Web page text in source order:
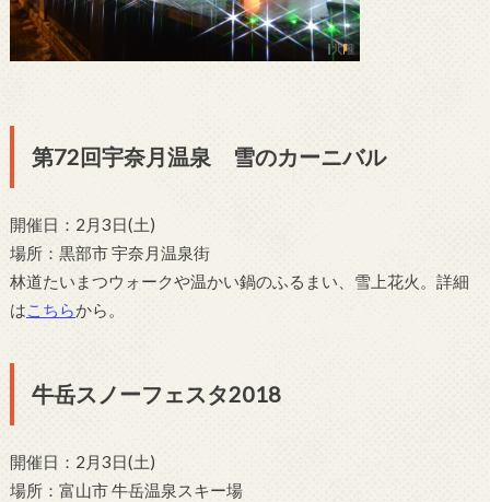
第72回宇奈月温泉 雪のカーニバル
開催日：2月3日(土)
場所：黒部市 宇奈月温泉街
林道たいまつウォークや温かい鍋のふるまい、雪上花火。詳細
はこちらから。
牛岳スノーフェスタ2018
開催日：2月3日(土)
場所：富山市 牛岳温泉スキー場